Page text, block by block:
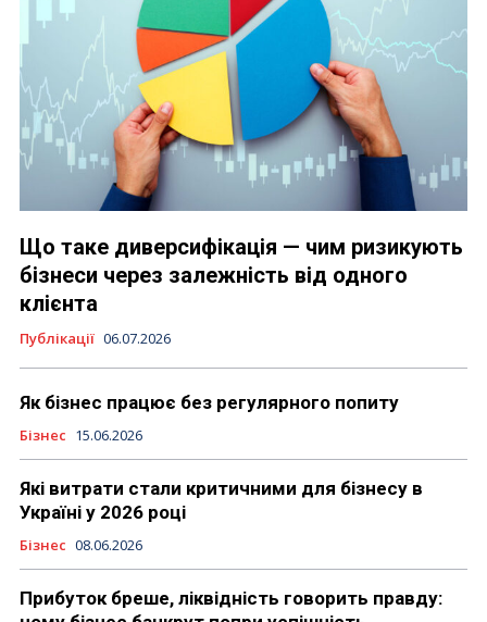
Що таке диверсифікація — чим ризикують
бізнеси через залежність від одного
клієнта
Публікації 06.07.2026
Як бізнес працює без регулярного попиту
Бізнес 15.06.2026
Які витрати стали критичними для бізнесу в
Україні у 2026 році
Бізнес 08.06.2026
Прибуток бреше, ліквідність говорить правду: